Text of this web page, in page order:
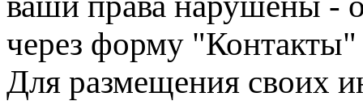
через форму "Контакты"
Для размещения своих